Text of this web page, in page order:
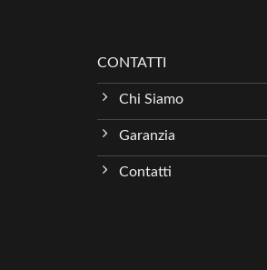
CONTATTI
Chi Siamo
Garanzia
Contatti